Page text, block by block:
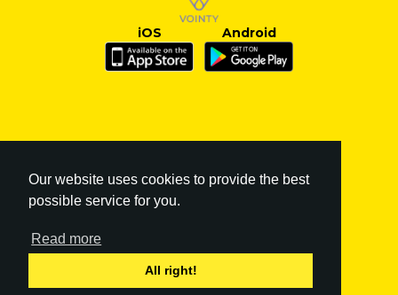
Our website uses cookies to provide the best
possible service for you.
Read more
All right!
iOS Android